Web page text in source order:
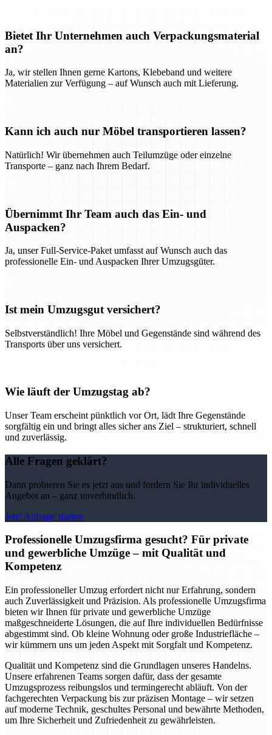
Bietet Ihr Unternehmen auch Verpackungsmaterial
an?
Ja, wir stellen Ihnen gerne Kartons, Klebeband und weitere
Materialien zur Verfügung – auf Wunsch auch mit Lieferung.
Kann ich auch nur Möbel transportieren lassen?
Natürlich! Wir übernehmen auch Teilumzüge oder einzelne
Transporte – ganz nach Ihrem Bedarf.
Übernimmt Ihr Team auch das Ein- und
Auspacken?
Ja, unser Full-Service-Paket umfasst auf Wunsch auch das
professionelle Ein- und Auspacken Ihrer Umzugsgüter.
Ist mein Umzugsgut versichert?
Selbstverständlich! Ihre Möbel und Gegenstände sind während des
Transports über uns versichert.
Wie läuft der Umzugstag ab?
Unser Team erscheint pünktlich vor Ort, lädt Ihre Gegenstände
sorgfältig ein und bringt alles sicher ans Ziel – strukturiert, schnell
und zuverlässig.
Alle Fragen geklärt?
Dann probieren Sie es jetzt aus und fordern Sie Ihr individuelles
Angebot an – ganz unverbindlich.
Jetzt Anfrage starten
Professionelle Umzugsfirma gesucht? Für private
und gewerbliche Umzüge – mit Qualität und
Kompetenz
Ein professioneller Umzug erfordert nicht nur Erfahrung, sondern
auch Zuverlässigkeit und Präzision. Als professionelle Umzugsfirma
bieten wir Ihnen für private und gewerbliche Umzüge
maßgeschneiderte Lösungen, die auf Ihre individuellen Bedürfnisse
abgestimmt sind. Ob kleine Wohnung oder große Industriefläche –
wir kümmern uns um jeden Aspekt mit Sorgfalt und Kompetenz.
Qualität und Kompetenz sind die Grundlagen unseres Handelns.
Unsere erfahrenen Teams sorgen dafür, dass der gesamte
Umzugsprozess reibungslos und termingerecht abläuft. Von der
fachgerechten Verpackung bis zur präzisen Montage – wir setzen
auf moderne Technik, geschultes Personal und bewährte Methoden,
um Ihre Sicherheit und Zufriedenheit zu gewährleisten.